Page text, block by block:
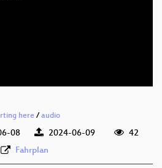
here / audio
08 2024-06-09
42
Fahrplan